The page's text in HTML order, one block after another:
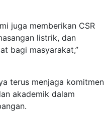
juga memberikan CSR
listrik, dan
bagi masyarakat,”
terus menjaga komitmen
akademik dalam